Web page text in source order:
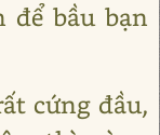
để bầu bạn
cứng đầu,